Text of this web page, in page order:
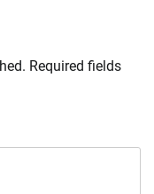
Required fields